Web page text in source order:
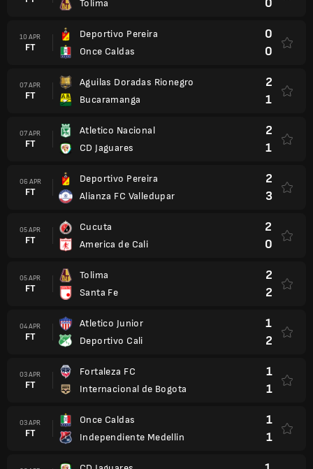
Tolima
0
10 APR
FT
Deportivo Pereira
Once Caldas
0
0
07 APR
FT
Aguilas Doradas Rionegro
Bucaramanga
2
1
07 APR
FT
Atletico Nacional
CD Jaguares
2
1
06 APR
FT
Deportivo Pereira
Alianza FC Valledupar
2
3
05 APR
FT
Cucuta
America de Cali
2
0
05 APR
FT
Tolima
Santa Fe
2
2
04 APR
FT
Atletico Junior
Deportivo Cali
1
2
03 APR
FT
Fortaleza FC
Internacional de Bogota
1
1
03 APR
FT
Once Caldas
Independiente Medellin
1
1